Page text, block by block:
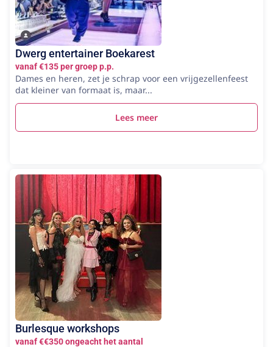
Dwerg entertainer Boekarest
vanaf €135 per groep p.p.
Dames en heren, zet je schrap voor een vrijgezellenfeest
dat kleiner van formaat is, maar...
Lees meer
Burlesque workshops
vanaf €€350 ongeacht het aantal